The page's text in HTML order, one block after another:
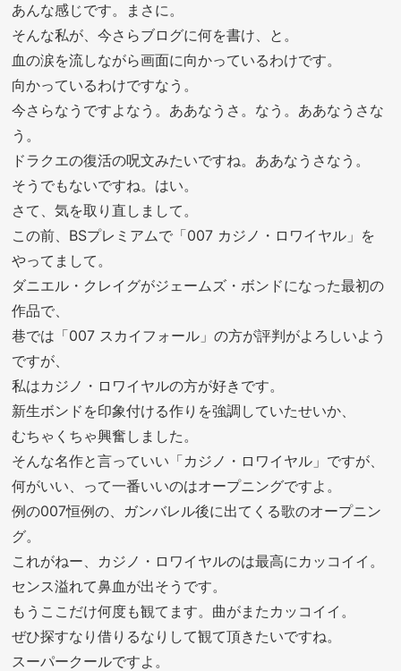
あんな感じです。まさに。
そんな私が、今さらブログに何を書け、と。
血の涙を流しながら画面に向かっているわけです。
向かっているわけですなう。
今さらなうですよなう。ああなうさ。なう。ああなうさな
う。
ドラクエの復活の呪文みたいですね。ああなうさなう。
そうでもないですね。はい。
さて、気を取り直しまして。
この前、BSプレミアムで「007 カジノ・ロワイヤル」を
やってまして。
ダニエル・クレイグがジェームズ・ボンドになった最初の
作品で、
巷では「007 スカイフォール」の方が評判がよろしいよう
ですが、
私はカジノ・ロワイヤルの方が好きです。
新生ボンドを印象付ける作りを強調していたせいか、
むちゃくちゃ興奮しました。
そんな名作と言っていい「カジノ・ロワイヤル」ですが、
何がいい、って一番いいのはオープニングですよ。
例の007恒例の、ガンバレル後に出てくる歌のオープニン
グ。
これがねー、カジノ・ロワイヤルのは最高にカッコイイ。
センス溢れて鼻血が出そうです。
もうここだけ何度も観てます。曲がまたカッコイイ。
ぜひ探すなり借りるなりして観て頂きたいですね。
スーパークールですよ。